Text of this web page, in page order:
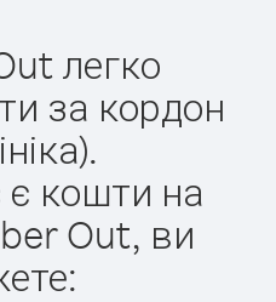
легко
за кордон
кошти на
Out, ви